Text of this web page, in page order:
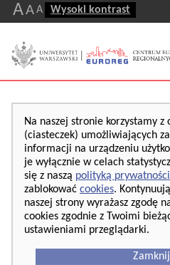
AA A Wysoki kontrast
Na naszej stronie korzystamy z
(ciasteczek) umożliwiających
informacji na urządzeniu
je wyłącznie w celach
się z naszą polityką prywatności
zablokować cookies.
naszej strony wyrażasz zgodę
cookies zgodnie z Twoimi
ustawieniami przeglądarki.
Zamknij